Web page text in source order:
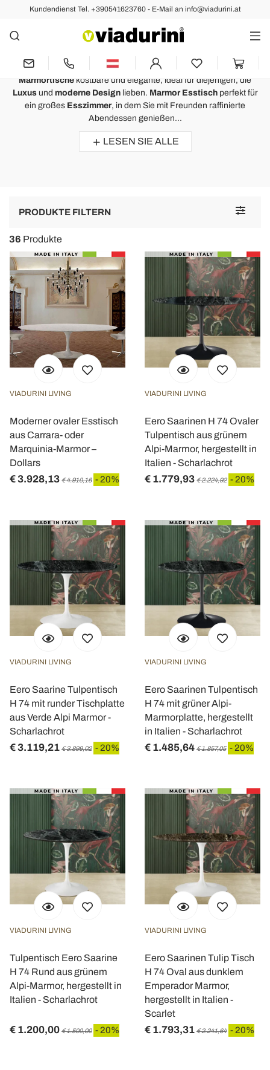
Kundendienst Tel. +390541623760 - E-Mail an info@viadurini.at
Marmortisch Design Moderne und
Elegant - Made in Italy
Marmortischekostbare und elegante, ideal für diejenigen, die
Luxusund moderne Designlieben. Marmor Esstischperfekt für
ein großes Esszimmer, in dem Sie mit Freunden raffinierte
Abendessen genießen...
LESEN SIE ALLE
Toggle
PRODUKTE FILTERN
36 Produkte
VIADURINI LIVING
Moderner ovaler Esstisch
aus Carrara- oder
Marquinia-Marmor –
Dollars
€ 3.928,13 € 4.910,16 - 20%
VIADURINI LIVING
Eero Saarinen H 74 Ovaler
Tulpentisch aus grünem
Alpi-Marmor, hergestellt in
Italien - Scharlachrot
€ 1.779,93 € 2.224,92 - 20%
VIADURINI LIVING
Eero Saarine Tulpentisch
H 74 mit runder Tischplatte
aus Verde Alpi Marmor -
Scharlachrot
€ 3.119,21 € 3.899,02 - 20%
VIADURINI LIVING
Eero Saarinen Tulpentisch
H 74 mit grüner Alpi-
Marmorplatte, hergestellt
in Italien - Scharlachrot
€ 1.485,64 € 1.857,05 - 20%
VIADURINI LIVING
Tulpentisch Eero Saarine
H 74 Rund aus grünem
Alpi-Marmor, hergestellt in
Italien - Scharlachrot
€ 1.200,00 € 1.500,00 - 20%
VIADURINI LIVING
Eero Saarinen Tulip Tisch
H 74 Oval aus dunklem
Emperador Marmor,
hergestellt in Italien -
Scarlet
€ 1.793,31 € 2.241,64 - 20%